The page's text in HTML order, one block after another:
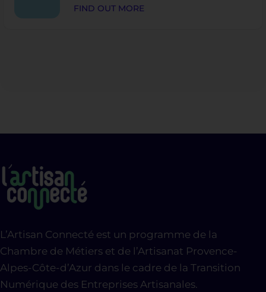
FIND OUT MORE
L’Artisan Connecté est un programme de la
Chambre de Métiers et de l’Artisanat Provence-
Alpes-Côte-d’Azur dans le cadre de la Transition
Numérique des Entreprises Artisanales.